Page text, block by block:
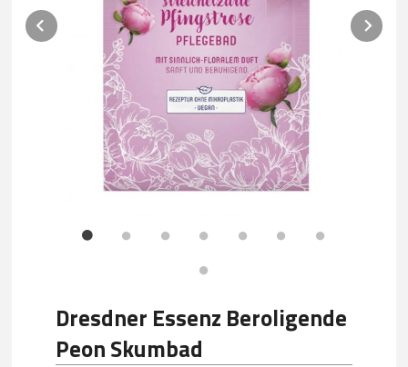
Prev
Dresdner Essenz Beroligende
Peon Skumbad